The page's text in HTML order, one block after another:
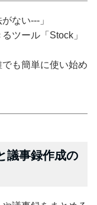
ない---」
ツール「Stock」
も簡単に使い始め
議事録作成の